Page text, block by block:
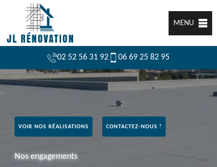
MENU
02 52 56 31 92 06 69 25 82 95
VOIR NOS RÉALISATIONS CONTACTEZ-NOUS !
Nos engagements